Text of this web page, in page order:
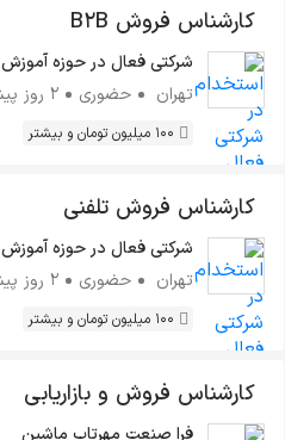
کارشناس فروش B2B
شرکتی فعال در حوزه آموزش
تهران
حضوری 2 روز پیش
100 میلیون تومان و بیشتر
کارشناس فروش تلفنی
شرکتی فعال در حوزه آموزش
تهران
حضوری 2 روز پیش
100 میلیون تومان و بیشتر
کارشناس فروش و بازاریابی
فرا صنعت مهرتاب ماشین